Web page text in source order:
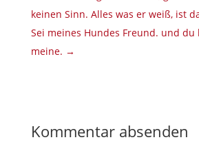
keinen Sinn. Alles was er weiß, ist
Sei meines Hundes Freund. und
meine. →
Kommentar absenden